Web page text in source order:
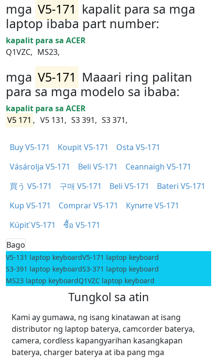
mga V5-171 kapalit para sa mga
laptop ibaba part number:
kapalit para sa ACER
Q1VZC, MS23,
mga V5-171 Maaari ring palitan
para sa mga modelo sa ibaba:
kapalit para sa ACER
V5 171 , V5 131, S3 391, S3 371,
Buy V5-171 Koupit V5-171
Osta V5-171
Vásárolja V5-171
Beli V5-171
Ceannaigh V5-171
買う V5-171
구매 V5-171 Beli V5-171
Bateri V5-171
Kup V5-171
Comprar V5-171
Купите V5-171
Kúpiť V5-171
ซื้อ V5-171
Bago
V5-131 laptop keyboardV5-171 laptop keyboard
S3-391 laptop keyboardS3-371 laptop keyboard
MS23 laptop keyboardQ1VZC laptop keyboard
Tungkol sa atin
Kami ay gumawa, ng isang kinatawan at isang
distributor ng laptop baterya, camcorder baterya,
camera, cordless kapangyarihan kasangkapan
baterya, charger baterya at iba pang mga